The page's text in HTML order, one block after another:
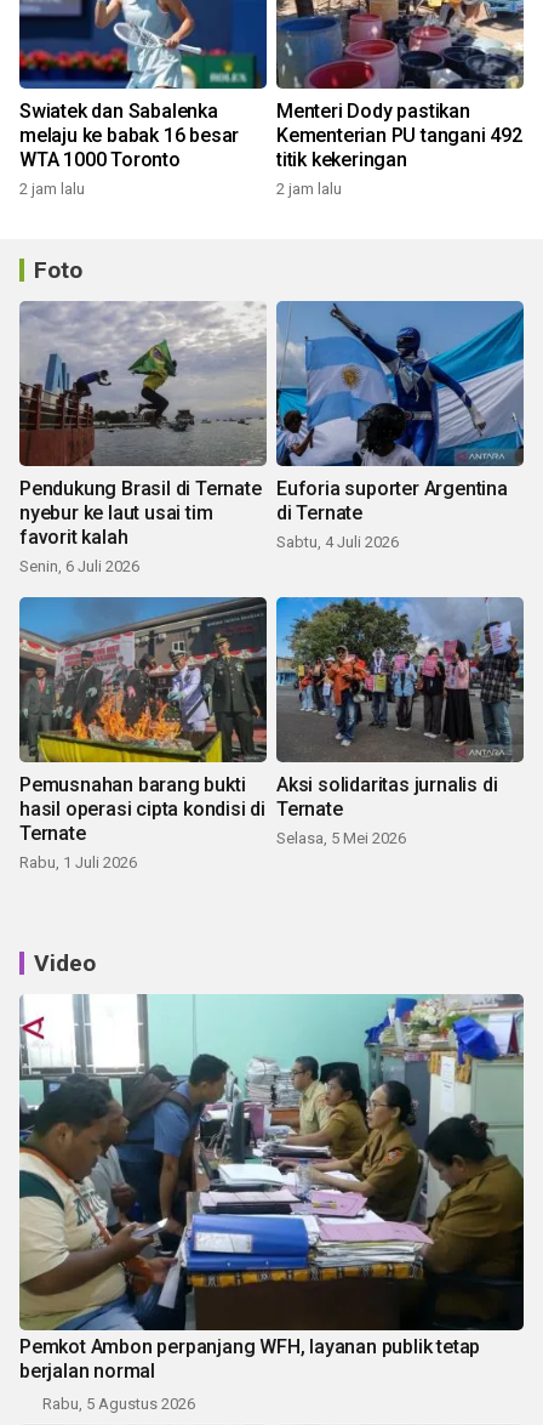
Swiatek dan Sabalenka
melaju ke babak 16 besar
WTA 1000 Toronto
2 jam lalu
Menteri Dody pastikan
Kementerian PU tangani 492
titik kekeringan
2 jam lalu
Foto
Pendukung Brasil di Ternate
nyebur ke laut usai tim
favorit kalah
Senin, 6 Juli 2026
Euforia suporter Argentina
di Ternate
Sabtu, 4 Juli 2026
Pemusnahan barang bukti
hasil operasi cipta kondisi di
Ternate
Rabu, 1 Juli 2026
Aksi solidaritas jurnalis di
Ternate
Selasa, 5 Mei 2026
Video
Pemkot Ambon perpanjang WFH, layanan publik tetap
berjalan normal
Rabu, 5 Agustus 2026